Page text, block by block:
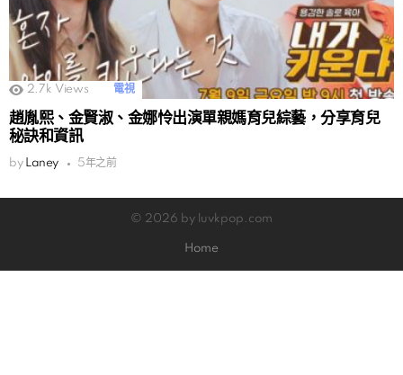
2.7k Views 電視
趙胤熙、金賢淑、金娜怜出演單親媽育兒綜藝，分享育兒
秘訣和資訊
by Laney 5年之前
© 2026 by luvkpop.com
Home